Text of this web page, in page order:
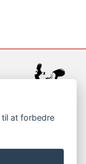
til at forbedre